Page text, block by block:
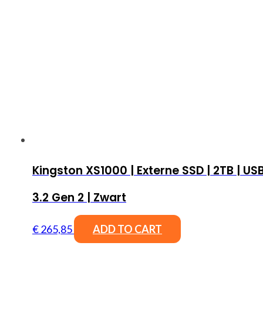
Kingston XS1000 | Externe SSD | 2TB |
3.2 Gen 2 | Zwart
€265,85 ADD TO CART